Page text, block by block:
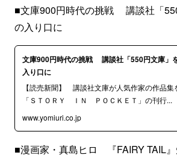
■文庫900円時代の挑戦 講談社「
の入り口に
文庫900円時代の挑戦 講談社「550円文庫」
入り口に
【読売新聞】 講談社文庫が人気作家の作品集
「ＳＴＯＲＹ ＩＮ ＰＯＣＫＥＴ」の刊行...
www.yomiuri.co.jp
■漫画家・真島ヒロ 『FAIRY TAIL